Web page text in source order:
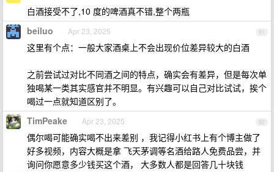
白酒接受不了,10 度的啤酒真不错,整个两瓶
81
beiluo Apr 23, 2025
这里有个点：一般大家酒桌上不会出现价位差异较大的白酒
之前尝试过对比不同酒之间的特点，确实会有差异，但是每次单
独喝某一类其实感官并不明显。有兴趣可以自己对比试试，挨个
喝过一点就知道区别了。
82
TimPeake Apr 23, 2025
偶尔喝可能确实喝不出来差别 ，我记得小红书上有个博主做了
好多视频，内容大概是拿 飞天茅调等名酒给路人免费品尝，并
询问你愿意多少钱买这个酒， 大多数人都是回答几十块钱